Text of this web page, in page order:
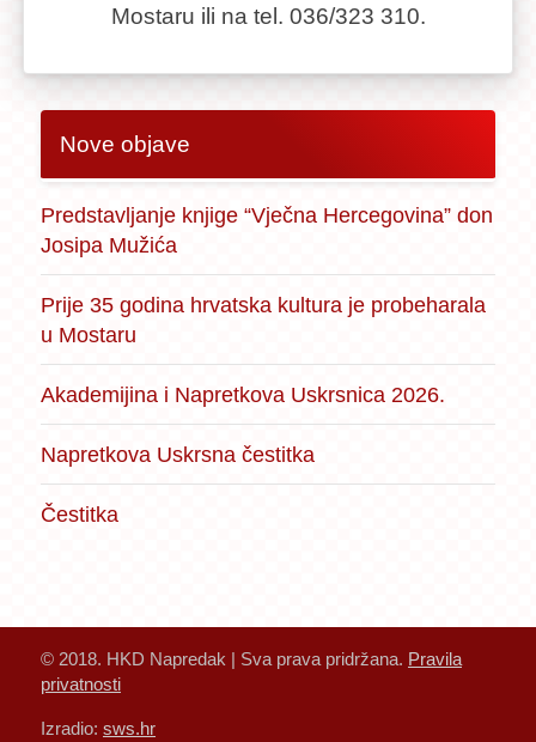
Mostaru ili na tel. 036/323 310.
Nove objave
Predstavljanje knjige “Vječna Hercegovina” don
Josipa Mužića
Prije 35 godina hrvatska kultura je probeharala
u Mostaru
Akademijina i Napretkova Uskrsnica 2026.
Napretkova Uskrsna čestitka
Čestitka
© 2018. HKD Napredak | Sva prava pridržana. Pravila
privatnosti
Izradio: sws.hr